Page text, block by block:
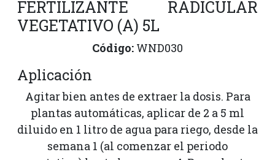
FERTILIZANTE RADICULAR
VEGETATIVO (A) 5L
Código: WND030
Aplicación
Agitar bien antes de extraer la dosis. Para
plantas automáticas, aplicar de 2 a 5 ml
diluido en 1 litro de agua para riego, desde la
semana 1 (al comenzar el periodo